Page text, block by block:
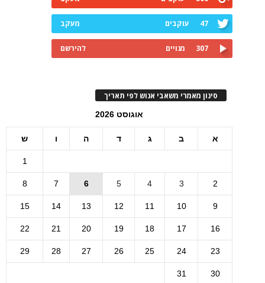
47 עוקבים מעקב
307 מנויים להירשם
סינון מאמרי משאבי אנוש לפי תאריך
אוגוסט 2026
א ב ג ד ה ו ש
1
2
3
4
5
6
7
8
9
10
11
12
13
14
15
16
17
18
19
20
21
22
23
24
25
26
27
28
29
30
31